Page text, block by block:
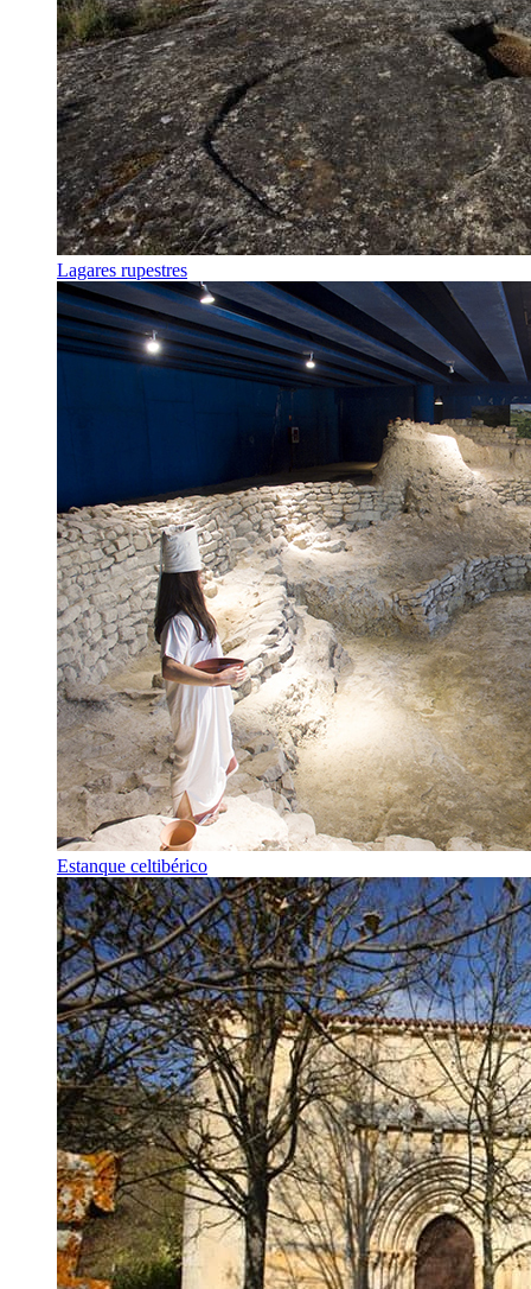
Lagares rupestres
Estanque celtibérico